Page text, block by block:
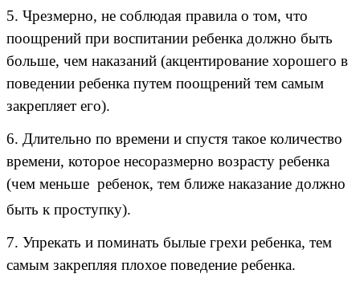
5. Чрезмерно, не соблюдая правила о том, что
поощрений при воспитании ребенка должно быть
больше, чем наказаний (акцентирование хорошего в
поведении ребенка путем поощрений тем самым
закрепляет его).
6. Длительно по времени и спустя такое количество
времени, которое несоразмерно возрасту ребенка
(чем меньше ребенок, тем ближе наказание должно
быть к проступку).
7. Упрекать и поминать былые грехи ребенка, тем
самым закрепляя плохое поведение ребенка.